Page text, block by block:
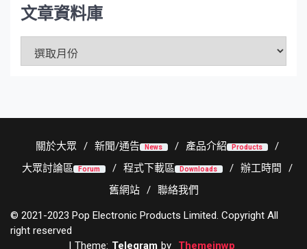
字:
文章資料庫
資
關於大眾 新聞/通告 News 產品介紹 Products
大眾討論區 Forum 程式下載區 Downloads
辦工時間
舊網站
聯絡我們
© 2021-2023 Pop Electronic Products Limited. Copyright All
right reserved
Theme: Telegram by Themeinwp